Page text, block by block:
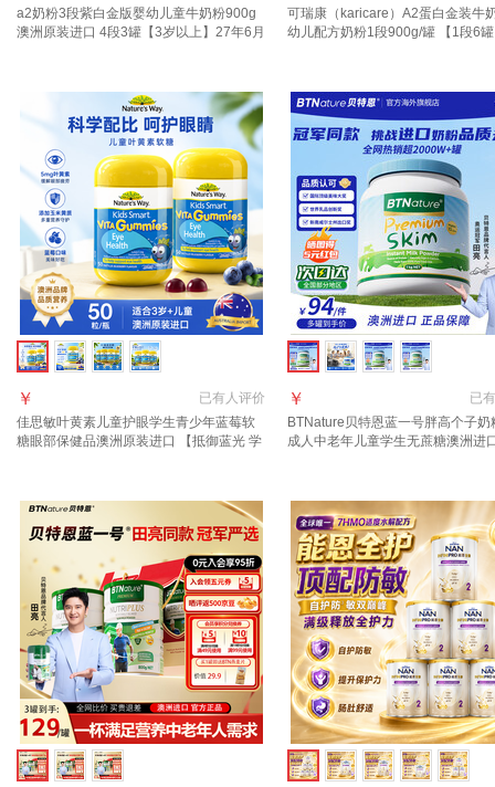
a2奶粉3段紫白金版婴幼儿童牛奶粉900g
澳洲原装进口 4段3罐【3岁以上】27年6月
可瑞康（karicare）A2蛋白金装牛
幼儿配方奶粉1段900g/罐 【1段6
已有人评价
￥
佳思敏叶黄素儿童护眼学生青少年蓝莓软
糖眼部保健品澳洲原装进口 【抵御蓝光 学
已有
￥
BTNature贝特恩蓝一号胖高个子奶
成人中老年儿童学生无蔗糖澳洲进